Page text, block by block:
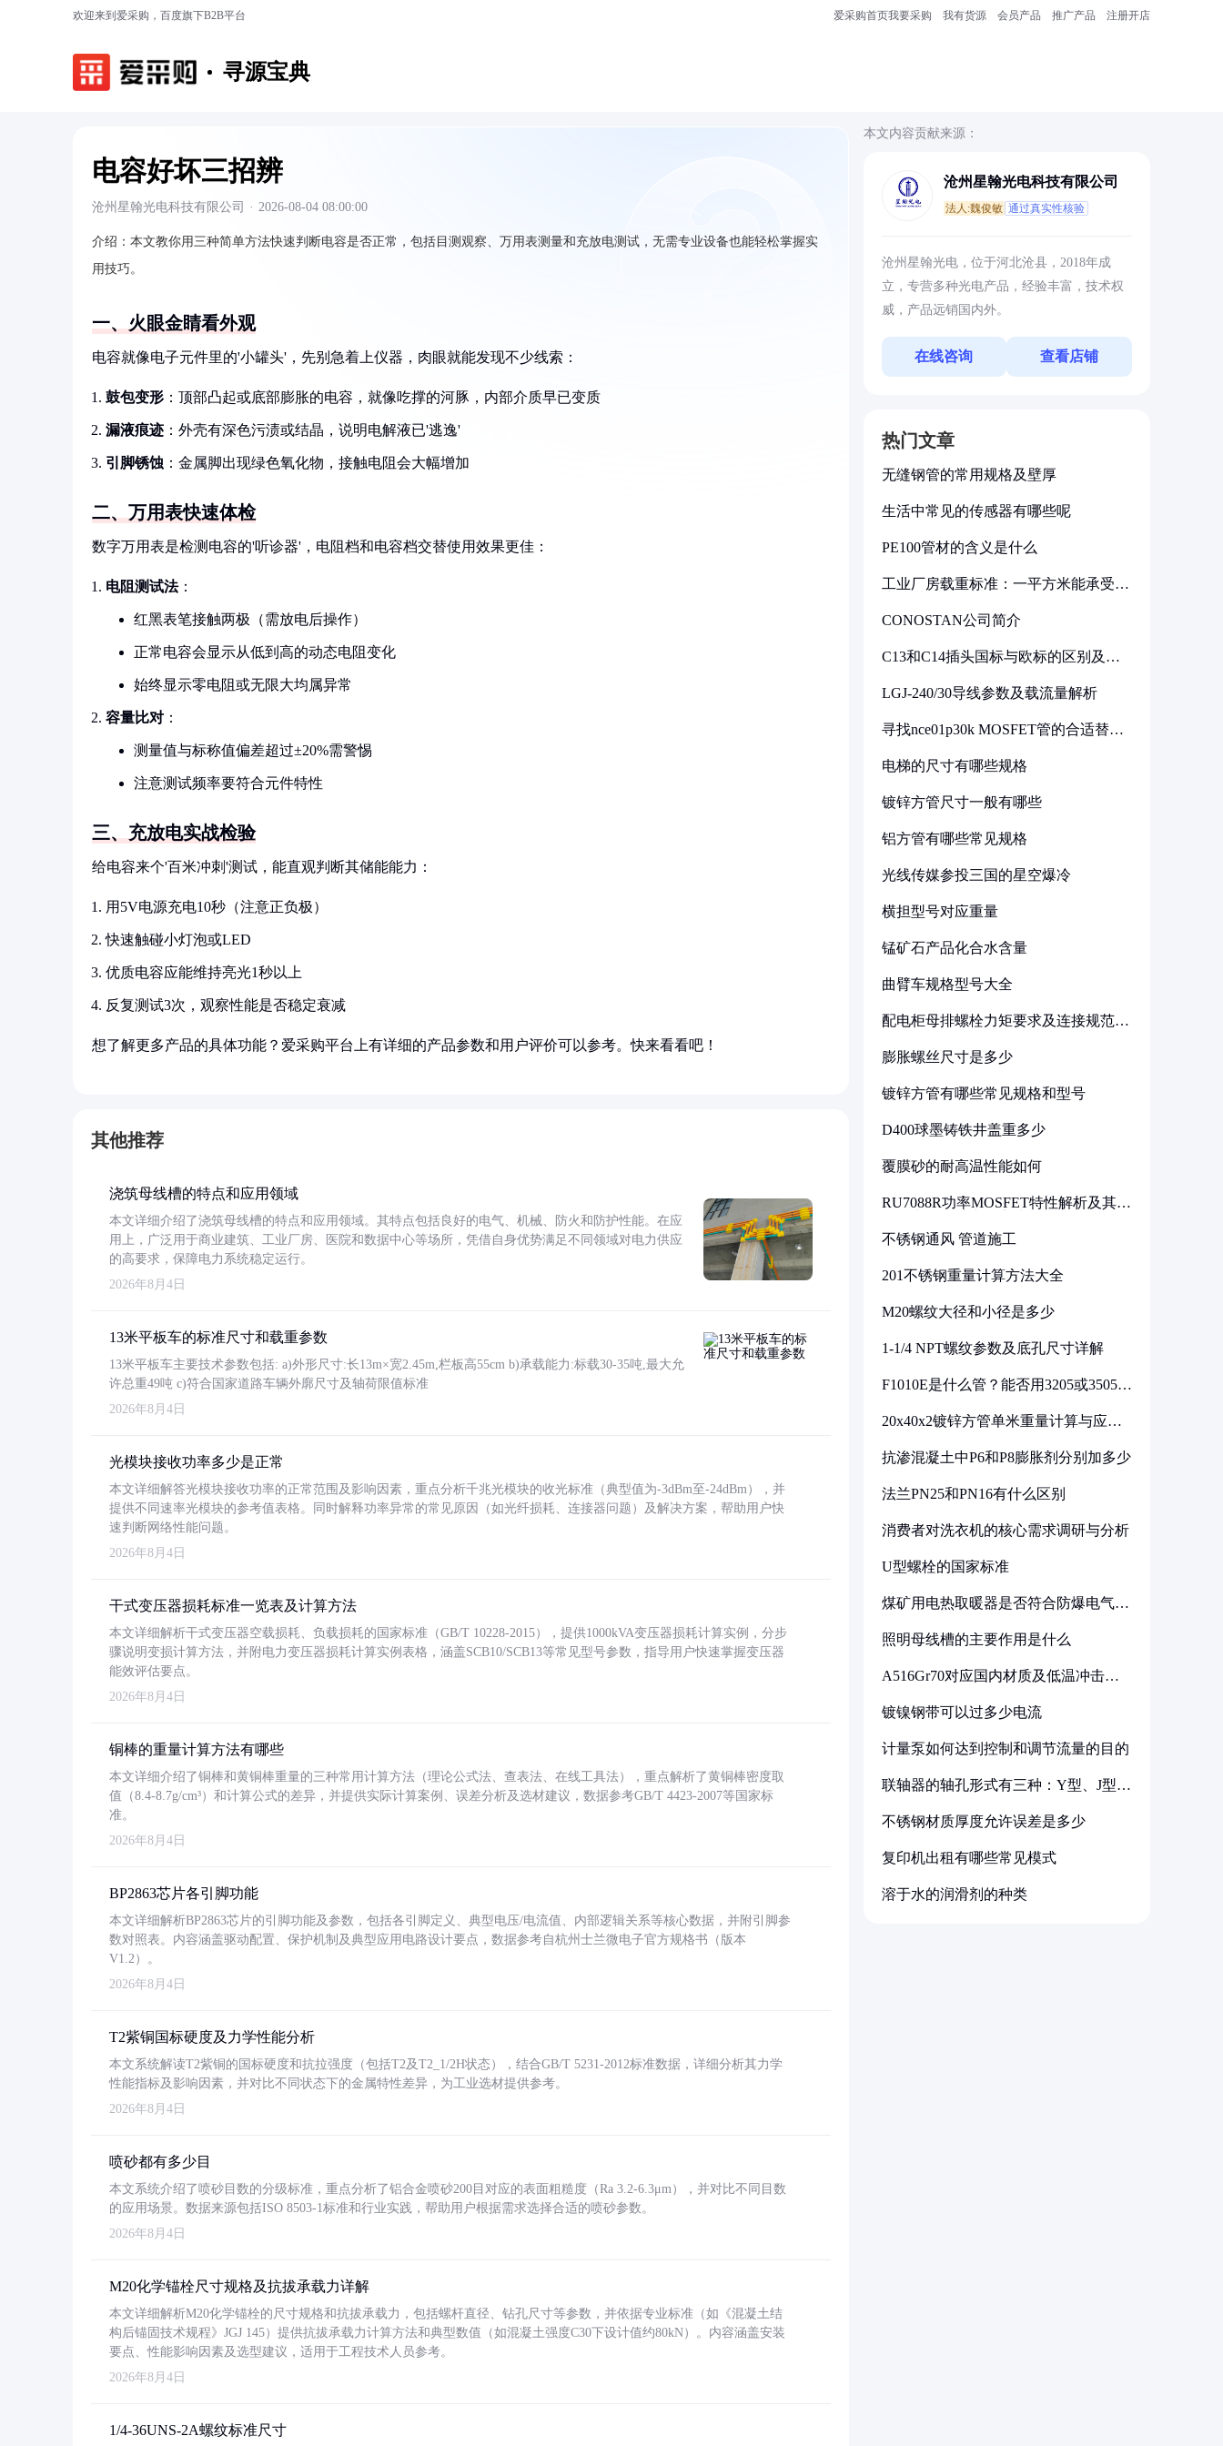
欢迎来到爱采购，百度旗下B2B平台 爱采购首页我要采购 我有货源 会员产品 推广产品 注册开店
寻源宝典
电容好坏三招辨
沧州星翰光电科技有限公司 · 2026-08-04 08:00:00
介绍： 本文教你用三种简单方法快速判断电容是否正常，包括目测观察、万用表测量和充放电测试，无需专业设备也能轻松掌握实
用技巧。
一、火眼金睛看外观
电容就像电子元件里的'小罐头'，先别急着上仪器，肉眼就能发现不少线索：
鼓包变形 ：顶部凸起或底部膨胀的电容，就像吃撑的河豚，内部介质早已变质
漏液痕迹 ：外壳有深色污渍或结晶，说明电解液已'逃逸'
引脚锈蚀 ：金属脚出现绿色氧化物，接触电阻会大幅增加
二、万用表快速体检
数字万用表是检测电容的'听诊器'，电阻档和电容档交替使用效果更佳：
电阻测试法：
红黑表笔接触两极（需放电后操作）
正常电容会显示从低到高的动态电阻变化
始终显示零电阻或无限大均属异常
容量比对 ：
测量值与标称值偏差超过±20%需警惕
注意测试频率要符合元件特性
三、充放电实战检验
给电容来个'百米冲刺'测试，能直观判断其储能能力：
用5V电源充电10秒（注意正负极）
快速触碰小灯泡或LED
优质电容应能维持亮光1秒以上
反复测试3次，观察性能是否稳定衰减
想了解更多产品的具体功能？爱采购平台上有详细的产品参数和用户评价可以参考。快来看看吧！
其他推荐
浇筑母线槽的特点和应用领域
本文详细介绍了浇筑母线槽的特点和应用领域。其特点包括良好的电气、机械、防火和防护性能。在应
用上，广泛用于商业建筑、工业厂房、医院和数据中心等场所，凭借自身优势满足不同领域对电力供应
的高要求，保障电力系统稳定运行。
2026年8月4日
13米平板车的标准尺寸和载重参数
13米平板车主要技术参数包括: a)外形尺寸:长13m×宽2.45m,栏板高55cm b)承载能力:标载30-35吨,最大允
许总重49吨 c)符合国家道路车辆外廓尺寸及轴荷限值标准
2026年8月4日
光模块接收功率多少是正常
本文详细解答光模块接收功率的正常范围及影响因素，重点分析千兆光模块的收光标准（典型值为-3dBm至-24dBm），并
提供不同速率光模块的参考值表格。同时解释功率异常的常见原因（如光纤损耗、连接器问题）及解决方案，帮助用户快
速判断网络性能问题。
2026年8月4日
干式变压器损耗标准一览表及计算方法
本文详细解析干式变压器空载损耗、负载损耗的国家标准（GB/T 10228-2015），提供1000kVA变压器损耗计算实例，分步
骤说明变损计算方法，并附电力变压器损耗计算实例表格，涵盖SCB10/SCB13等常见型号参数，指导用户快速掌握变压器
能效评估要点。
2026年8月4日
铜棒的重量计算方法有哪些
本文详细介绍了铜棒和黄铜棒重量的三种常用计算方法（理论公式法、查表法、在线工具法），重点解析了黄铜棒密度取
值（8.4-8.7g/cm³）和计算公式的差异，并提供实际计算案例、误差分析及选材建议，数据参考GB/T 4423-2007等国家标
准。
2026年8月4日
BP2863芯片各引脚功能
本文详细解析BP2863芯片的引脚功能及参数，包括各引脚定义、典型电压/电流值、内部逻辑关系等核心数据，并附引脚参
数对照表。内容涵盖驱动配置、保护机制及典型应用电路设计要点，数据参考自杭州士兰微电子官方规格书（版本
V1.2）。
2026年8月4日
T2紫铜国标硬度及力学性能分析
本文系统解读T2紫铜的国标硬度和抗拉强度（包括T2及T2_1/2H状态），结合GB/T 5231-2012标准数据，详细分析其力学
性能指标及影响因素，并对比不同状态下的金属特性差异，为工业选材提供参考。
2026年8月4日
喷砂都有多少目
本文系统介绍了喷砂目数的分级标准，重点分析了铝合金喷砂200目对应的表面粗糙度（Ra 3.2-6.3μm），并对比不同目数
的应用场景。数据来源包括ISO 8503-1标准和行业实践，帮助用户根据需求选择合适的喷砂参数。
2026年8月4日
M20化学锚栓尺寸规格及抗拔承载力详解
本文详细解析M20化学锚栓的尺寸规格和抗拔承载力，包括螺杆直径、钻孔尺寸等参数，并依据专业标准（如《混凝土结
构后锚固技术规程》JGJ 145）提供抗拔承载力计算方法和典型数值（如混凝土强度C30下设计值约80kN）。内容涵盖安装
要点、性能影响因素及选型建议，适用于工程技术人员参考。
2026年8月4日
1/4-36UNS-2A螺纹标准尺寸
本文内容贡献来源：
沧州星翰光电科技有限公司
法人:魏俊敏 通过真实性核验
沧州星翰光电，位于河北沧县，2018年成
立，专营多种光电产品，经验丰富，技术权
威，产品远销国内外。
在线咨询 查看店铺
热门文章
无缝钢管的常用规格及壁厚
生活中常见的传感器有哪些呢
PE100管材的含义是什么
工业厂房载重标准：一平方米能承受多
CONOSTAN公司简介
C13和C14插头国标与欧标的区别及其
LGJ-240/30导线参数及载流量解析
寻找nce01p30k MOSFET管的合适替代
电梯的尺寸有哪些规格
镀锌方管尺寸一般有哪些
铝方管有哪些常见规格
光线传媒参投三国的星空爆冷
横担型号对应重量
锰矿石产品化合水含量
曲臂车规格型号大全
配电柜母排螺栓力矩要求及连接规范详
膨胀螺丝尺寸是多少
镀锌方管有哪些常见规格和型号
D400球墨铸铁井盖重多少
覆膜砂的耐高温性能如何
RU7088R功率MOSFET特性解析及其在
不锈钢通风 管道施工
201不锈钢重量计算方法大全
M20螺纹大径和小径是多少
1-1/4 NPT螺纹参数及底孔尺寸详解
F1010E是什么管？能否用3205或3505代
20x40x2镀锌方管单米重量计算与应用
抗渗混凝土中P6和P8膨胀剂分别加多少
法兰PN25和PN16有什么区别
消费者对洗衣机的核心需求调研与分析
U型螺栓的国家标准
煤矿用电热取暖器是否符合防爆电气设
照明母线槽的主要作用是什么
A516Gr70对应国内材质及低温冲击要
镀镍钢带可以过多少电流
计量泵如何达到控制和调节流量的目的
联轴器的轴孔形式有三种：Y型、J型、
不锈钢材质厚度允许误差是多少
复印机出租有哪些常见模式
溶于水的润滑剂的种类